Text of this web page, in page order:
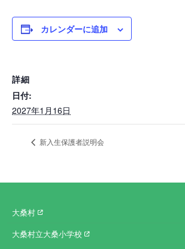
カレンダーに追加
詳細
日付:
2027年1月16日
新入生保護者説明会
大桑村
大桑村立大桑小学校